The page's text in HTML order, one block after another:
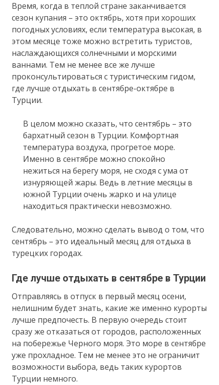
Время, когда в теплой стране заканчивается
сезон купания – это октябрь, хотя при хороших
погодных условиях, если температура высокая, в
этом месяце тоже можно встретить туристов,
наслаждающихся солнечными и морскими
ваннами. Тем не менее все же лучше
проконсультироваться с туристическим гидом,
где лучше отдыхать в сентябре-октябре в
Турции.
В целом можно сказать, что сентябрь – это
бархатный сезон в Турции. Комфортная
температура воздуха, прогретое море.
Именно в сентябре можно спокойно
нежиться на берегу моря, не сходя с ума от
изнуряющей жары. Ведь в летние месяцы в
южной Турции очень жарко и на улице
находиться практически невозможно.
Следовательно, можно сделать вывод о том, что
сентябрь – это идеальный месяц для отдыха в
турецких городах.
Где лучше отдыхать в сентябре в Турции
Отправляясь в отпуск в первый месяц осени,
нелишним будет знать, какие же именно курорты
лучше предпочесть. В первую очередь стоит
сразу же отказаться от городов, расположенных
на побережье Черного моря. Это море в сентябре
уже прохладное. Тем не менее это не ограничит
возможности выбора, ведь таких курортов
Турции немного.